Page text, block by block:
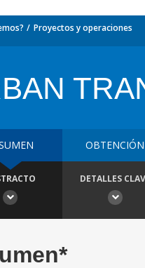
Proyectos y operaciones
OBTENCIÓN
DETALLES